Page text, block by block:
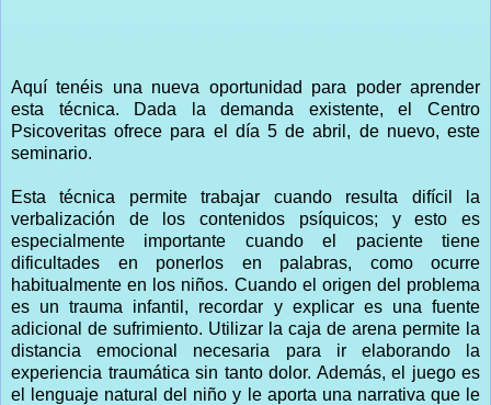
Aquí tenéis una nueva oportunidad para poder aprender
esta técnica. Dada la demanda existente, el Centro
Psicoveritas ofrece para el día 5 de abril, de nuevo, este
seminario.
Esta técnica permite trabajar cuando resulta difícil la
verbalización de los contenidos psíquicos; y esto es
especialmente importante cuando el paciente tiene
dificultades en ponerlos en palabras, como ocurre
habitualmente en los niños. Cuando el origen del problema
es un trauma infantil, recordar y explicar es una fuente
adicional de sufrimiento. Utilizar la caja de arena permite la
distancia emocional necesaria para ir elaborando la
experiencia traumática sin tanto dolor. Además, el juego es
el lenguaje natural del niño y le aporta una narrativa que le